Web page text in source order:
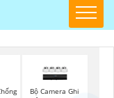
Bộ Camera Ghi